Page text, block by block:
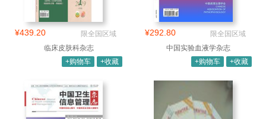
¥439.20
限全国区域
临床皮肤科杂志
+购物车
+收藏
¥292.80
限全国区域
中国实验血液学杂志
+购物车
+收藏